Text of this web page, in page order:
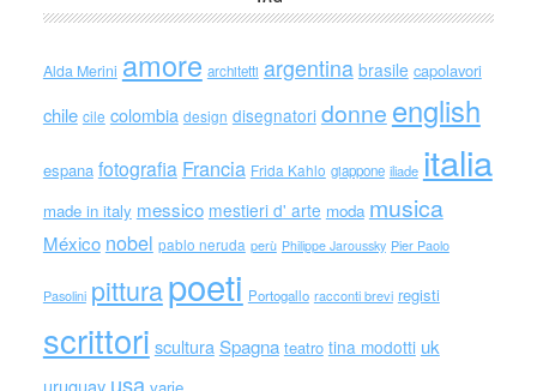
Alda Merini amore architetti argentina brasile capolavori
chile cile colombia design disegnatori donne english
espana fotografia Francia Frida Kahlo giappone iliade italia
made in italy messico mestieri d' arte moda musica
México nobel pablo neruda perù Philippe Jaroussky Pier Paolo
Pasolini pitturapoeti Portogallo racconti brevi registi
scrittori scultura Spagna teatro tina modotti uk
uruguay usa